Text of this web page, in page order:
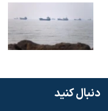
دنبال کنید